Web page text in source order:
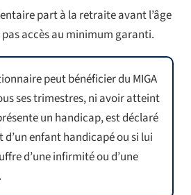
part à la retraite avant l’âge
pas accès au minimum garanti.
peut bénéficier du MIGA
ses trimestres, ni avoir atteint
un handicap, est déclaré
enfant handicapé ou si lui
d’une infirmité ou d’une